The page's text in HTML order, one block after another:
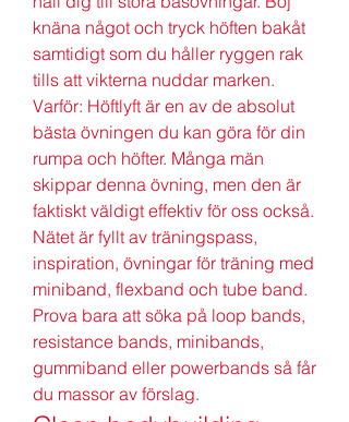
knäna något och tryck höften bakåt
samtidigt som du håller ryggen rak
tills att vikterna nuddar marken.
Varför: Höftlyft är en av de absolut
bästa övningen du kan göra för din
rumpa och höfter. Många män
skippar denna övning, men den är
faktiskt väldigt effektiv för oss också.
Nätet är fyllt av träningspass,
inspiration, övningar för träning med
miniband, flexband och tube band.
Prova bara att söka på loop bands,
resistance bands, minibands,
gummiband eller powerbands så får
du massor av förslag.